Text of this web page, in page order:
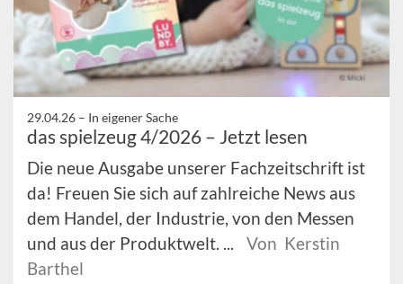
29.04.26 – In eigener Sache
das spielzeug 4/2026 – Jetzt lesen
Die neue Ausgabe unserer Fachzeitschrift ist
da! Freuen Sie sich auf zahlreiche News aus
dem Handel, der Industrie, von den Messen
und aus der Produktwelt. ...
Von Kerstin
Barthel